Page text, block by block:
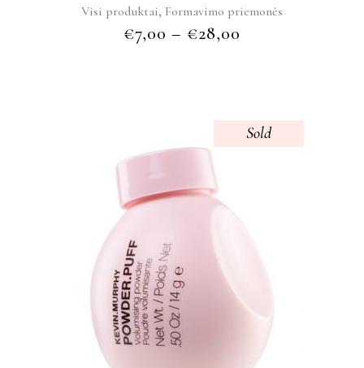
Visi produktai, Formavimo priemonės
€7,00 – €28,00
Sold